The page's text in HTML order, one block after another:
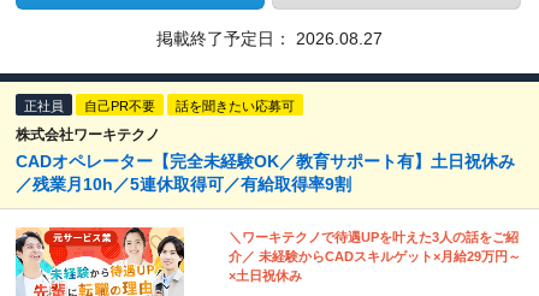
掲載終了予定日： 2026.08.27
正社員 自己PR不要 話を聞きたい応募可
株式会社ワーキテクノ
CADオペレーター【完全未経験OK／教育サポート有】土日祝休み
／残業月10h／5連休取得可／有給取得率9割
＼ワーキテクノで待遇UPを叶えた3人の話をご紹
介／ 未経験からCADスキルゲット×月給29万円～
×土日祝休み